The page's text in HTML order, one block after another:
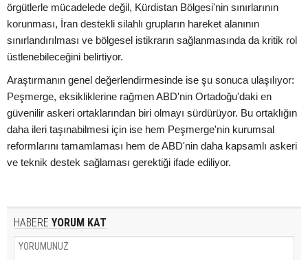
örgütlerle mücadelede değil, Kürdistan Bölgesi'nin sınırlarının
korunması, İran destekli silahlı grupların hareket alanının
sınırlandırılması ve bölgesel istikrarın sağlanmasında da kritik rol
üstlenebileceğini belirtiyor.
Araştırmanın genel değerlendirmesinde ise şu sonuca ulaşılıyor:
Peşmerge, eksikliklerine rağmen ABD'nin Ortadoğu'daki en
güvenilir askeri ortaklarından biri olmayı sürdürüyor. Bu ortaklığın
daha ileri taşınabilmesi için ise hem Peşmerge'nin kurumsal
reformlarını tamamlaması hem de ABD'nin daha kapsamlı askeri
ve teknik destek sağlaması gerektiği ifade ediliyor.
HABERE YORUM KAT